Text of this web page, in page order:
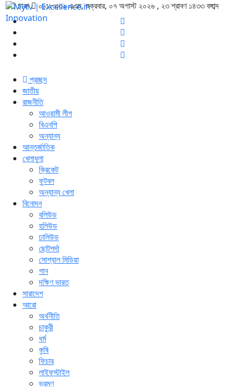
ঢাকা ০১:২৩:৩৩ এএম, শুক্রবার, ০৭ অগাস্ট ২০২৬ , ২৩ শ্রাবণ ১৪৩৩বঙ্গাব্দ
প্রচ্ছদ
জাতীয়
রাজনীতি
আওয়ামী লীগ
বিএনপি
অন্যান্য
আন্তর্জাতিক
খেলাধুলা
ক্রিকেট
ফুটবল
অন্যান্য খেলা
বিনোদন
বলিউড
হলিউড
ঢালিউড
ছোটপর্দা
সোশ্যাল মিডিয়া
গান
দক্ষিণ ভারত
সারাদেশ
আরো
অর্থনীতি
চাকুরী
ধর্ম
কৃষি
ফিচার
লাইফস্টাইল
ভ্রমণ